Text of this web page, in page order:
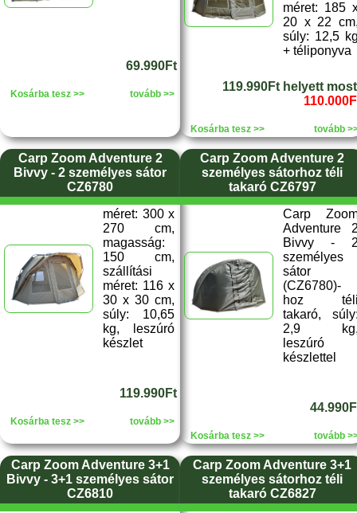
69.990Ft
Kosárba tesz >> tovább >>
méret: 185
20 x 22
súly: 12,5
+ téliponyva
119.990Ft helyett
Kosárba tesz >> tovább
Carp Zoom Adventure 2
Bivvy - 2 személyes sátor
CZ6780
méret: 300 x
270 cm,
magasság:
150 cm,
szállítási
méret: 116 x
30 x 30 cm,
súly: 10,65
kg, leszúró
készlet
119.990Ft
Kosárba tesz >> tovább >>
Carp Zoom Adventure 2
személyes sátorhoz téli
takaró CZ6797
Carp
Adventure
Bivvy -
személyes
sátor
(CZ6780)-
hoz
takaró,
2,9
leszúró
készlettel
Kosárba tesz >> tovább
Carp Zoom Adventure 3+1
Bivvy - 3+1 személyes sátor
CZ6810
Carp Zoom Adventure 3+1
személyes sátorhoz téli
takaró CZ6827